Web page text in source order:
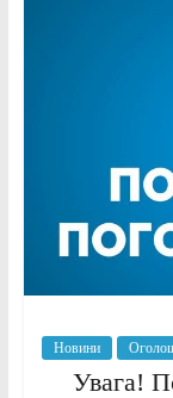
Новини
Увага!